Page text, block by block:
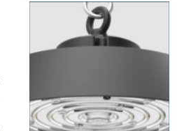
undvika vattenskador,
fuktproblem och
kostsamma akuta
fastighetsäga...